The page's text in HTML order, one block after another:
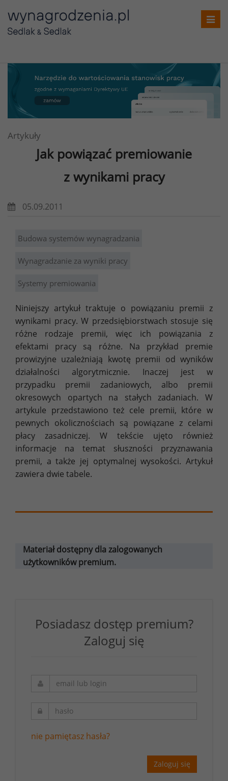
Artykuły
Jak powiązać premiowanie
z wynikami pracy
05.09.2011
Budowa systemów wynagradzania
Wynagradzanie za wyniki pracy
Systemy premiowania
Niniejszy artykuł traktuje o powiązaniu premii z
wynikami pracy. W przedsiębiorstwach stosuje się
różne rodzaje premii, więc ich powiązania z
efektami pracy są różne. Na przykład premie
prowizyjne uzależniają kwotę premii od wyników
działalności algorytmicznie. Inaczej jest w
przypadku premii zadaniowych, albo premii
okresowych opartych na stałych zadaniach. W
artykule przedstawiono też cele premii, które w
pewnych okolicznościach są powiązane z celami
płacy zasadniczej. W tekście ujęto również
informacje na temat słuszności przyznawania
premii, a także jej optymalnej wysokości. Artykuł
zawiera dwie tabele.
Materiał dostępny dla zalogowanych
użytkowników premium.
Posiadasz dostęp premium?
Zaloguj się
nie pamiętasz hasła?
Zaloguj się